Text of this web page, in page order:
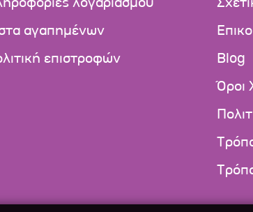
αγαπημένων
επιστροφών
Blog
Όροι